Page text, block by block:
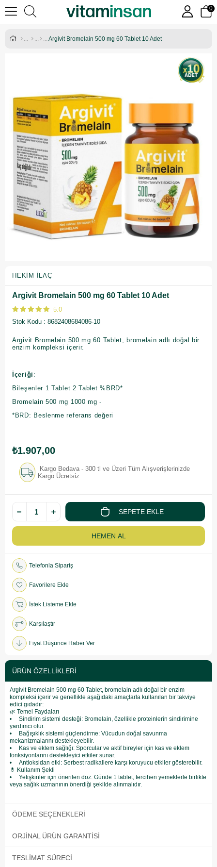
0
Argivit Bromelain 500 mg 60 Tablet 10 Adet
HEKIM İLAÇ
Argivit Bromelain 500 mg 60 Tablet 10 Adet
5.0
Stok Kodu
8682408684086-10
Argivit Bromelain 500 mg 60 Tablet, bromelain adlı doğal bir
enzim kompleksi içerir.
İçeriği :
Bileşenler 1 Tablet 2 Tablet %BRD*
Bromelain 500 mg 1000 mg -
*BRD: Beslenme referans değeri
₺1.907,00
Kargo Bedava - 300 tl ve Üzeri Tüm Alışverişlerinizde
Kargo Ücretsiz
Telefonla Sipariş
Favorilere Ekle
İstek Listeme Ekle
Karşılaştır
Fiyat Düşünce Haber Ver
ÜRÜN ÖZELLIKLERI
Argivit Bromelain 500 mg 60 Tablet, bromelain adlı doğal bir enzim
kompleksi içerir ve genellikle aşağıdaki amaçlarla kullanılan bir takviye
edici gıdadır:
🌿 Temel Faydaları
• Sindirim sistemi desteği: Bromelain, özellikle proteinlerin sindirimine
yardımcı olur.
• Bağışıklık sistemi güçlendirme: Vücudun doğal savunma
mekanizmalarını destekleyebilir.
• Kas ve eklem sağlığı: Sporcular ve aktif bireyler için kas ve eklem
fonksiyonlarını destekleyici etkiler sunar.
• Antioksidan etki: Serbest radikallere karşı koruyucu etkiler gösterebilir.
💊 Kullanım Şekli
• Yetişkinler için önerilen doz: Günde 1 tablet, tercihen yemeklerle birlikte
veya sağlık uzmanının önerdiği şekilde alınmalıdır.
ÖDEME SEÇENEKLERI
ORJINAL ÜRÜN GARANTISI
TESLIMAT SÜRECI